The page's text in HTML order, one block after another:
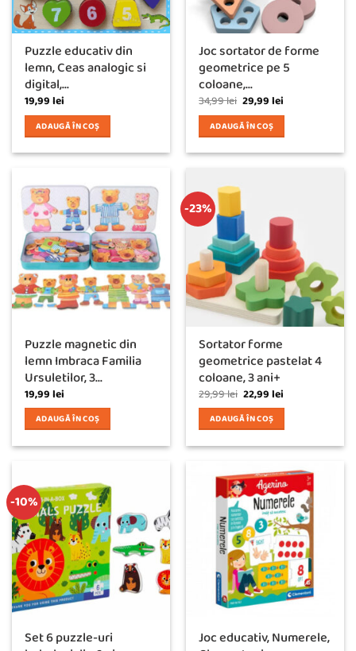
Puzzle educativ din
lemn, Ceas analogic si
digital,...
19,99lei
ADAUGĂ ÎN COȘ
Joc sortator de forme
geometrice pe 5
coloane,...
34,99lei Prețul
inițial
a
fost:
34,99 lei.
29,99lei
este:
ADAUGĂ ÎN COȘ
Puzzle magnetic din
lemn Imbraca Familia
Ursuletilor, 3...
19,99lei
ADAUGĂ ÎN COȘ
-23%
Sortator forme
geometrice pastelat 4
coloane, 3 ani+
29,99lei Prețul
inițial
a
fost:
29,99 lei.
22,99lei
curent
este:
22,99 lei.
ADAUGĂ ÎN COȘ
-10%
Set 6 puzzle-uri
Joc educativ, Numerele,